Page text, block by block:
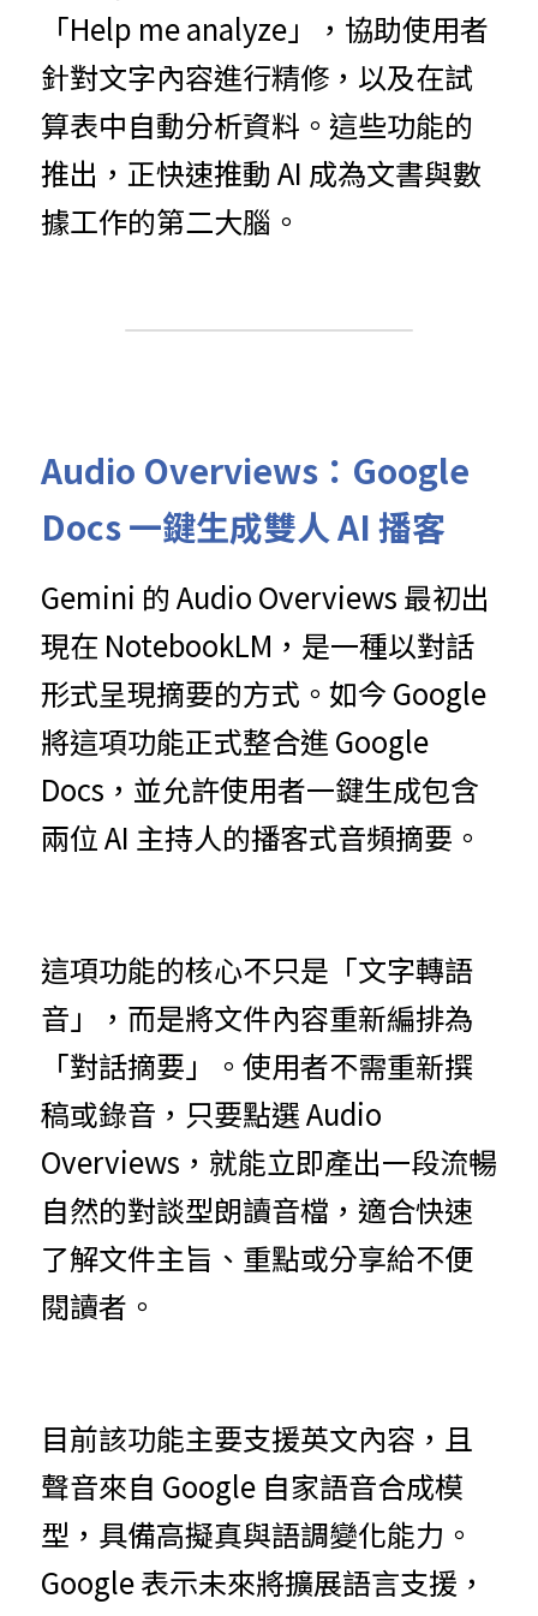
「Help me analyze」，協助使用者
針對文字內容進行精修，以及在試
算表中自動分析資料。這些功能的
推出，正快速推動 AI 成為文書與數
據工作的第二大腦。
Audio Overviews：Google
Docs 一鍵生成雙人 AI 播客
Gemini 的 Audio Overviews 最初出
現在 NotebookLM，是一種以對話
形式呈現摘要的方式。如今 Google
將這項功能正式整合進 Google
Docs，並允許使用者一鍵生成包含
兩位 AI 主持人的播客式音頻摘要。
這項功能的核心不只是「文字轉語
音」，而是將文件內容重新編排為
「對話摘要」。使用者不需重新撰
稿或錄音，只要點選 Audio
Overviews，就能立即產出一段流暢
自然的對談型朗讀音檔，適合快速
了解文件主旨、重點或分享給不便
閱讀者。
目前該功能主要支援英文內容，且
聲音來自 Google 自家語音合成模
型，具備高擬真與語調變化能力。
Google 表示未來將擴展語言支援，